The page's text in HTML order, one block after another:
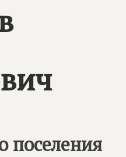
поселения